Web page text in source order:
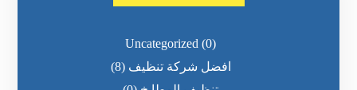
Uncategorized (0)
افضل شركة تنظيف (8)